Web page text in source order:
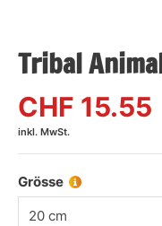
Tribal
CHF 15.55
inkl. MwSt.
Grösse
20 cm